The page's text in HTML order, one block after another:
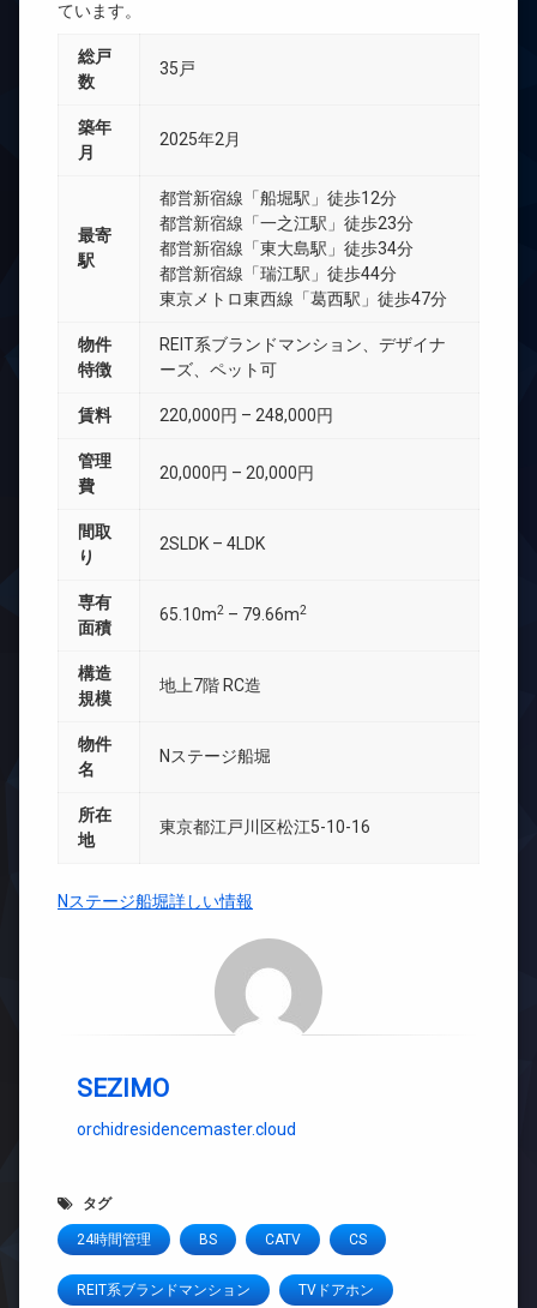
ています。
総戸
数
35戸
築年
月
2025年2月
最寄
駅
都営新宿線「船堀駅」徒歩12分
都営新宿線「一之江駅」徒歩23分
都営新宿線「東大島駅」徒歩34分
都営新宿線「瑞江駅」徒歩44分
東京メトロ東西線「葛西駅」徒歩47分
物件
特徴
REIT系ブランドマンション、デザイナ
ーズ、ペット可
賃料 220,000円 – 248,000円
管理
費
20,000円 – 20,000円
間取
り
2SLDK – 4LDK
専有
面積
65.10m2 – 79.66m2
構造
規模
地上7階 RC造
物件
名
Nステージ船堀
所在
地
東京都江戸川区松江5-10-16
Nステージ船堀詳しい情報
SEZIMO
orchidresidencemaster.cloud
タグ
24時間管理 BS CATV CS
REIT系ブランドマンション TVドアホン